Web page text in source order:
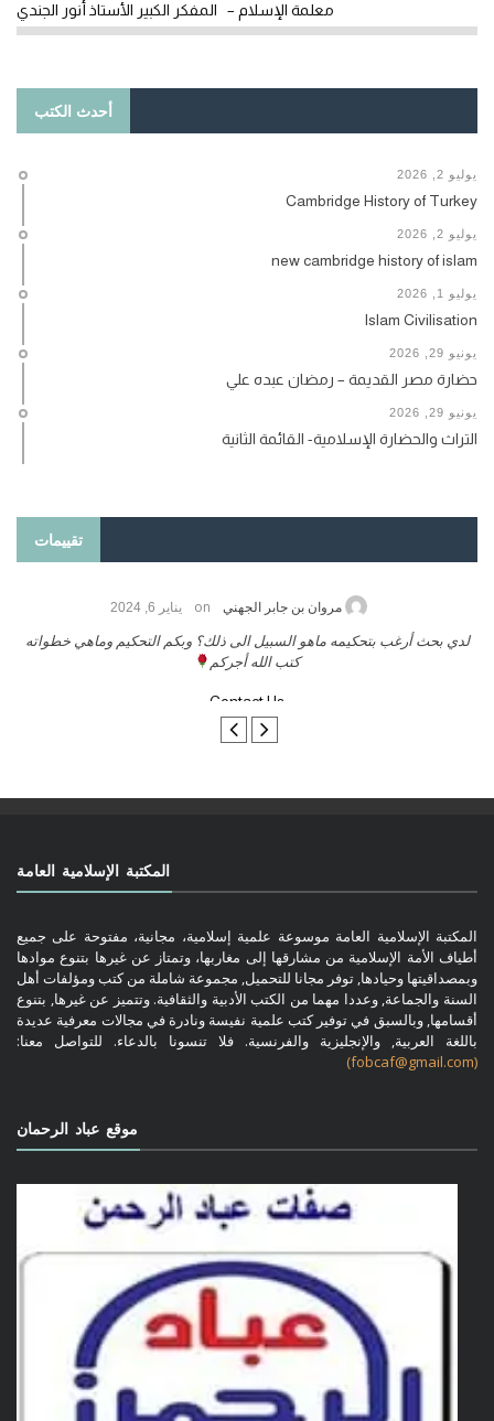
معلمة الإسلام – المفكر الكبير الأستاذ أنور الجندي
أحدث الكتب
يوليو 2, 2026
Cambridge History of Turkey
يوليو 2, 2026
new cambridge history of islam
يوليو 1, 2026
Islam Civilisation
يونيو 29, 2026
حضارة مصر القديمة – رمضان عبده علي
يونيو 29, 2026
التراث والحضارة الإسلامية- القائمة الثانية
تقييمات
مروان بن جابر الجهني on يناير 6, 2024
لدي بحث أرغب بتحكيمه ماهو السبيل الى ذلك؟ وبكم التحكيم وماهي خطواته
كتب الله أجركم
Contact Us
المكتبة الإسلامية العامة
المكتبة الإسلامية العامة موسوعة علمية إسلامية، مجانية، مفتوحة على جميع
أطياف الأمة الإسلامية من مشارقها إلى مغاربها، وتمتاز عن غيرها بتنوع موادها
وبمصداقيتها وحيادها, توفر مجانا للتحميل, مجموعة شاملة من كتب ومؤلفات أهل
السنة والجماعة, وعددا مهما من الكتب الأدبية والثقافية. وتتميز عن غيرها, بتنوع
أقسامها, وبالسبق في توفير كتب علمية نفيسة ونادرة في مجالات معرفية عديدة
باللغة العربية, والإنجليزية والفرنسية. فلا تنسونا بالدعاء. للتواصل معنا:
(fobcaf@gmail.com)
موقع عباد الرحمان